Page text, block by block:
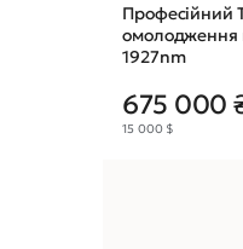
Професійний
омолодження
1927nm
675 000
15 000 $